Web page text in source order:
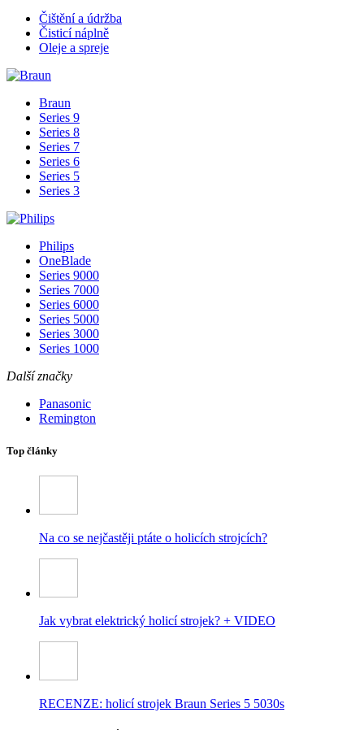
Čištění a údržba
Čisticí náplně
Oleje a spreje
Braun
Series 9
Series 8
Series 7
Series 6
Series 5
Series 3
Philips
OneBlade
Series 9000
Series 7000
Series 6000
Series 5000
Series 3000
Series 1000
Další značky
Panasonic
Remington
Top články
Na co se nejčastěji ptáte o holicích strojcích?
Jak vybrat elektrický holicí strojek? + VIDEO
RECENZE: holicí strojek Braun Series 5 5030s